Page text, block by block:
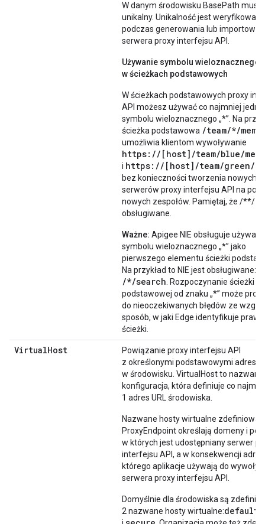
W danym środowisku BasePath musi
unikalny. Unikalność jest weryfikowana
podczas generowania lub
serwera proxy interfejsu API.
Używanie symbolu wieloznacznego
w ścieżkach podstawowych
W ścieżkach podstawowych proxy
API możesz używać co najmniej
symbolu wieloznacznego „*”. Na
ścieżka podstawowa /team/*/
umożliwia klientom wywoływanie
https://[host]/team/blue/
i https://[host]/team/green/
bez konieczności tworzenia nowych
serwerów proxy interfejsu API na
nowych zespołów. Pamiętaj, że /**/
obsługiwane.
Ważne: Apigee NIE obsługuje
symbolu wieloznacznego „*” jako
pierwszego elementu ścieżki
Na przykład to NIE jest obsługiwane:
/*/search. Rozpoczynanie ścieżki
podstawowej od znaku „*” może
do nieoczekiwanych błędów ze
sposób, w jaki Edge identyfikuje
ścieżki.
VirtualHost
Powiązanie proxy interfejsu API
z określonymi podstawowymi
w środowisku. VirtualHost to nazwana
konfiguracja, która definiuje co
1 adres URL środowiska.
Nazwane hosty wirtualne
ProxyEndpoint określają domeny i
w których jest udostępniany serwer
interfejsu API, a w konsekwencji adres
którego aplikacje używają do
serwera proxy interfejsu API.
Domyślnie dla środowiska są
2 nazwane hosty wirtualne:default